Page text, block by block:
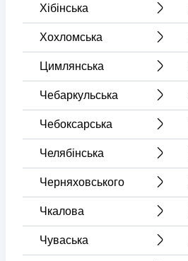
Хібінська
Хохломська
Цимлянська
Чебаркульська
Чебоксарська
Челябінська
Черняховського
Чкалова
Чуваська